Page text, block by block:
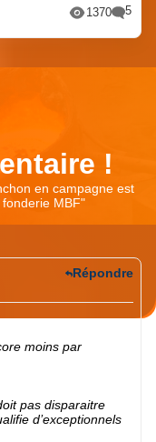
1370 5
!
en campagne est
MBF"
moins par
pas disparaitre
d’exceptionnels
Répondre